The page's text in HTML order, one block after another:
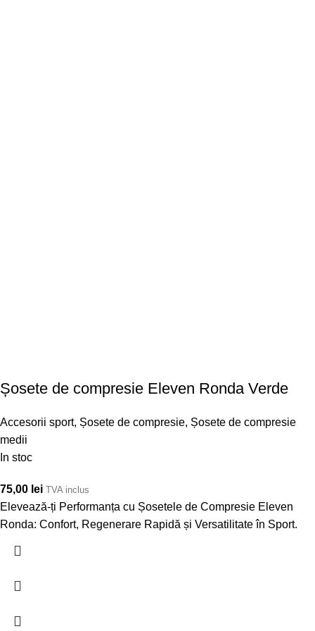
Șosete de compresie Eleven Ronda Verde
Accesorii sport, Șosete de compresie, Șosete de compresie
medii
In stoc
75,00 lei TVA inclus
Elevează-ți Performanța cu Șosetele de Compresie Eleven
Ronda: Confort, Regenerare Rapidă și Versatilitate în Sport.